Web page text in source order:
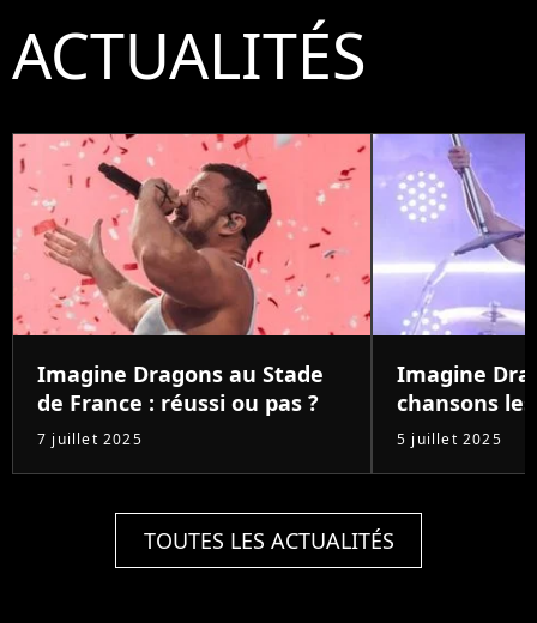
ACTUALITÉS
Imagine Dragons au Stade
de France : réussi ou pas ?
7 juillet 2025
Imagine
chansons
5 juillet 2025
TOUTES LES ACTUALITÉS